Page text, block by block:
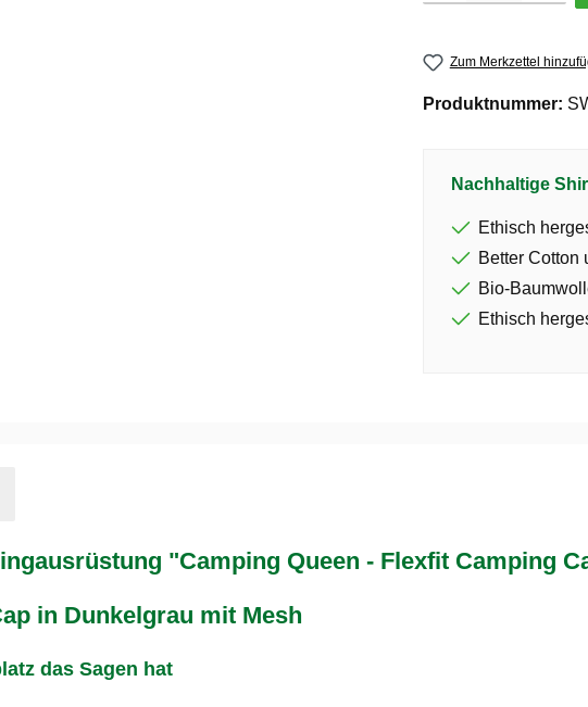
Zum Merkzettel
Produktnummer:
Nachhaltige
Ethisch
Better Cotton
Bio-
Ethisch
"Camping Queen - Flexfit Camping
in Dunkelgrau mit Mesh
das Sagen hat